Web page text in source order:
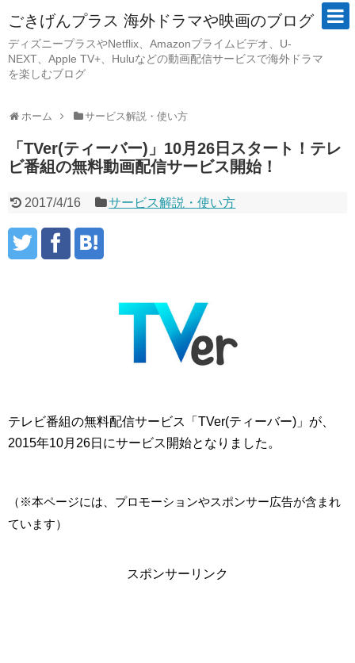
ごきげんプラス 海外ドラマや映画のブログ
ディズニープラスやNetflix、Amazonプライムビデオ、U-
NEXT、Apple TV+、Huluなどの動画配信サービスで海外ドラマ
を楽しむブログ
ホーム サービス解説・使い方
「TVer(ティーバー)」10月26日スタート！テレ
ビ番組の無料動画配信サービス開始！
2017/4/16 サービス解説・使い方
テレビ番組の無料配信サービス「TVer(ティーバー)」が、
2015年10月26日にサービス開始となりました。
（※本ページには、プロモーションやスポンサー広告が含まれ
ています）
スポンサーリンク